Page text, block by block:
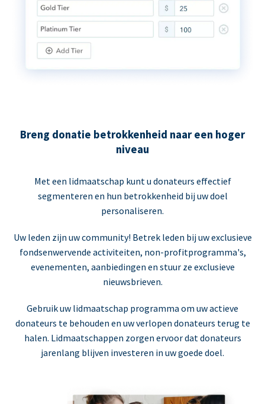
Breng donatie betrokkenheid naar een hoger
niveau
Met een lidmaatschap kunt u donateurs effectief
segmenteren en hun betrokkenheid bij uw doel
personaliseren.
Uw leden zijn uw community! Betrek leden bij uw exclusieve
fondsenwervende activiteiten, non-profitprogramma's,
evenementen, aanbiedingen en stuur ze exclusieve
nieuwsbrieven.
Gebruik uw lidmaatschap programma om uw actieve
donateurs te behouden en uw verlopen donateurs terug te
halen. Lidmaatschappen zorgen ervoor dat donateurs
jarenlang blijven investeren in uw goede doel.